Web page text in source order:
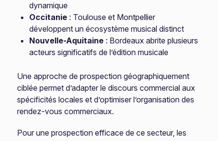
dynamique
Occitanie : Toulouse et Montpellier
développent un écosystème musical distinct
Nouvelle-Aquitaine : Bordeaux abrite plusieurs
acteurs significatifs de l’édition musicale
Une approche de prospection géographiquement
ciblée permet d’adapter le discours commercial aux
spécificités locales et d’optimiser l’organisation des
rendez-vous commerciaux.
Pour une prospection efficace de ce secteur, les